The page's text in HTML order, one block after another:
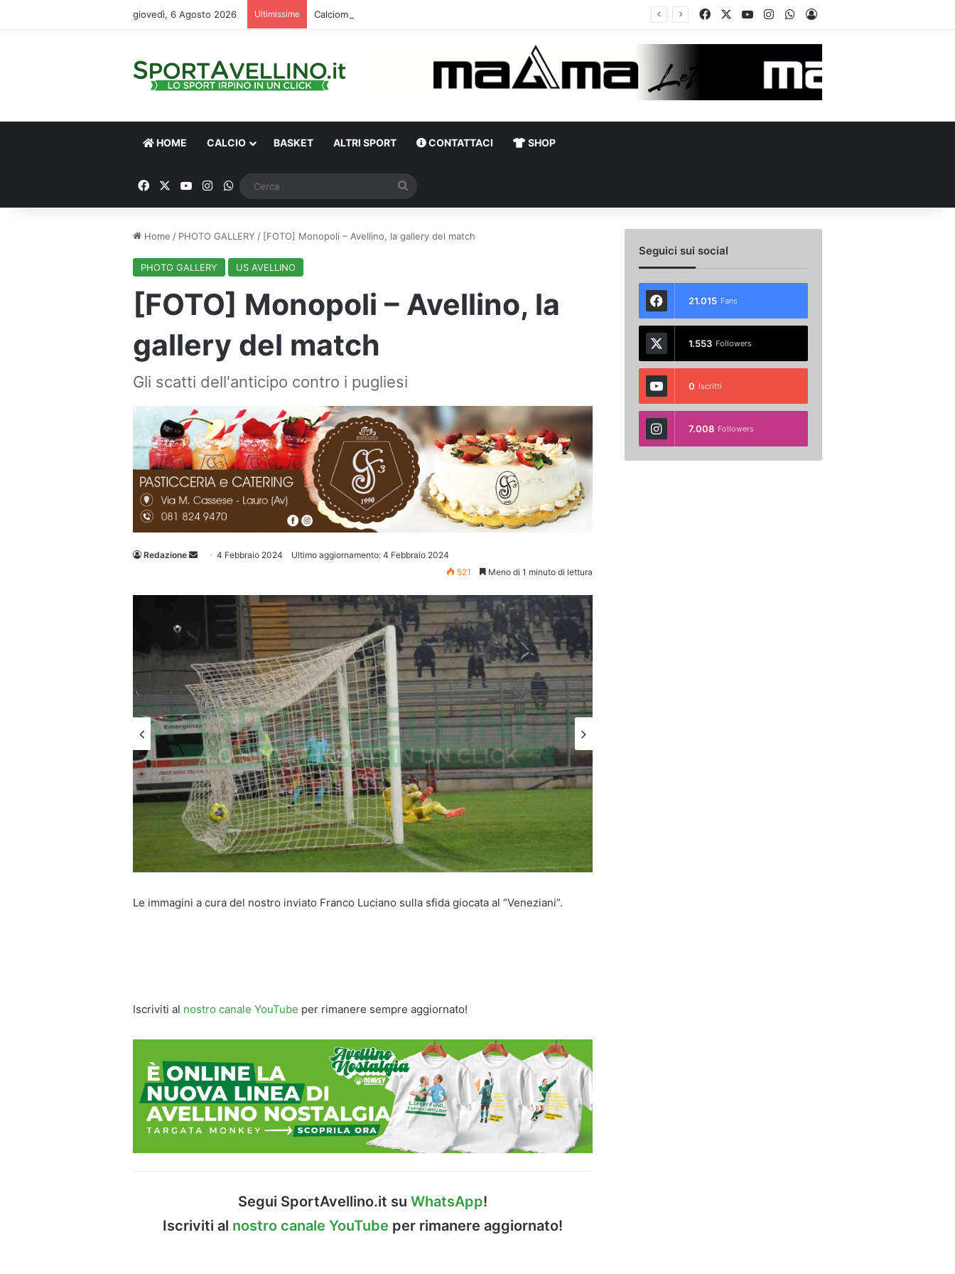
giovedì, 6 Agosto 2026 Ultimissime FacebookYou TubeInstagramWhatsApp
Accedi
HOME CALCIO BASKET ALTRI SPORT CONTATTACI SHOP
FacebookYou TubeInstagram
WhatsApp
Home / PHOTO GALLERY / [FOTO] Monopoli – Avellino, la gallery del match
PHOTO GALLERY US AVELLINO
[FOTO] Monopoli – Avellino, la
gallery del match
Gli scatti dell'anticipo contro i pugliesi
Redazione
Invia 4 Febbraio 2024
Ultimo aggiornamento: 4 Febbraio 2024
521
Meno di 1 minuto di lettura
Le immagini a cura del nostro inviato Franco Luciano sulla sfida giocata al “Veneziani”.
Iscriviti al nostro canale YouTube per rimanere sempre aggiornato!
Segui SportAvellino.it su WhatsApp!
Iscriviti al nostro canale YouTube per rimanere aggiornato!
Seguici sui social
21.015 Fans
1.553 Followers
0 Iscritti
7.008 Followers